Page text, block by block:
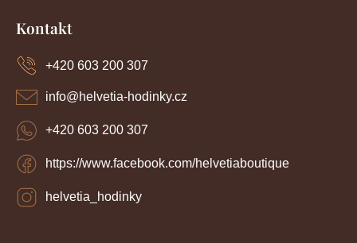
Kontakt
info@helvetia-hodinky.cz
+420 603 200 307
https://www.facebook.com/helvetiaboutique
helvetia_hodinky
+420 603 200 307